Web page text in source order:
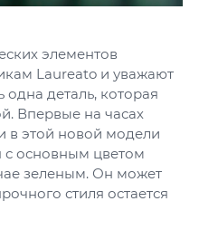
элементов
Laureato и уважают
деталь, которая
Впервые на часах
в этой новой модели
с основным цветом
зеленым. Он может
стиля остается